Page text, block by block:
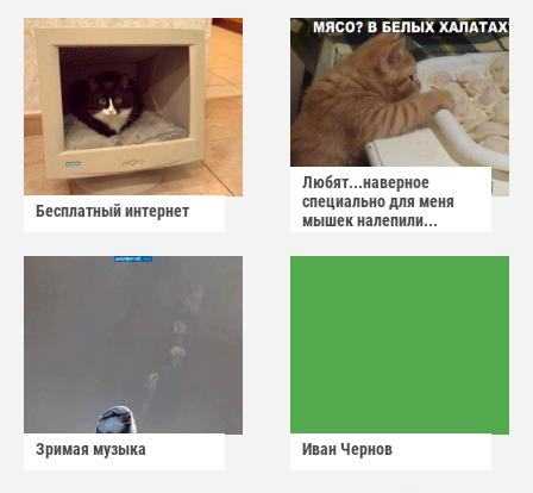
Бесплатный интернет
Любят...наверное
специально для меня
мышек налепили...
Зримая музыка Иван Чернов